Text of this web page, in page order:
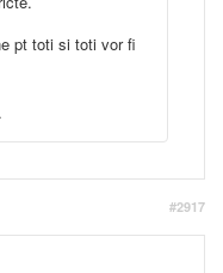
pt toti si toti vor fi
#2917